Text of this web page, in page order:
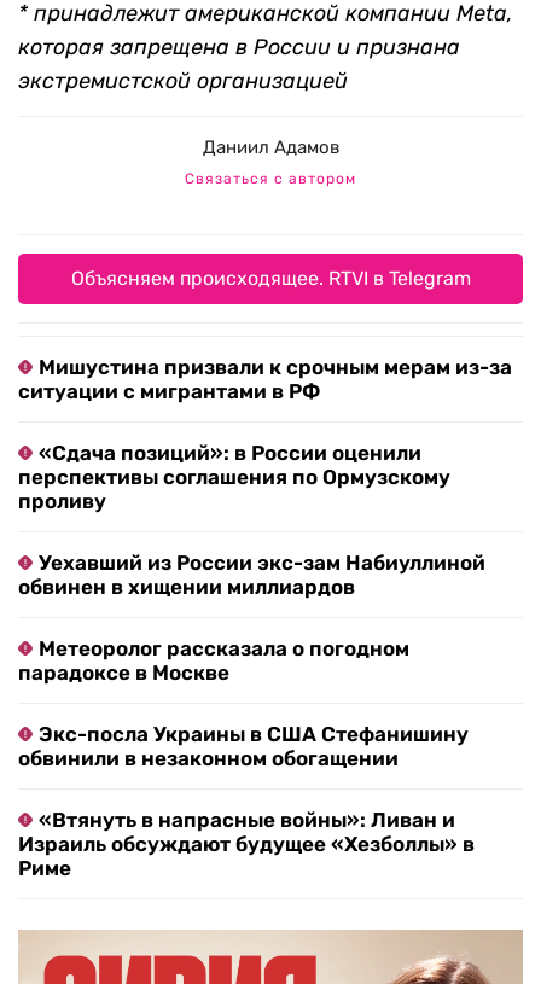
* принадлежит американской компании Meta,
которая запрещена в России и признана
экстремистской организацией
Даниил Адамов
Связаться с автором
Объясняем происходящее. RTVI в Telegram
Мишустина призвали к срочным мерам из-за
ситуации с мигрантами в РФ
«Сдача позиций»: в России оценили
перспективы соглашения по Ормузскому
проливу
Уехавший из России экс-зам Набиуллиной
обвинен в хищении миллиардов
Метеоролог рассказала о погодном
парадоксе в Москве
Экс-посла Украины в США Стефанишину
обвинили в незаконном обогащении
«Втянуть в напрасные войны»: Ливан и
Израиль обсуждают будущее «Хезболлы» в
Риме